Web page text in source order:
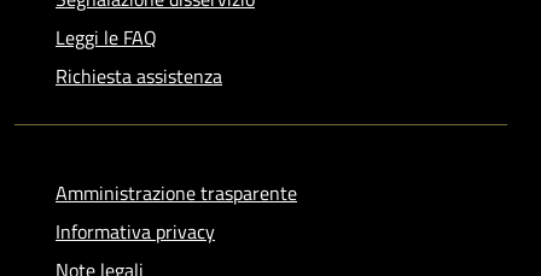
Leggi le FAQ
Richiesta assistenza
Amministrazione trasparente
Informativa privacy
Note legali